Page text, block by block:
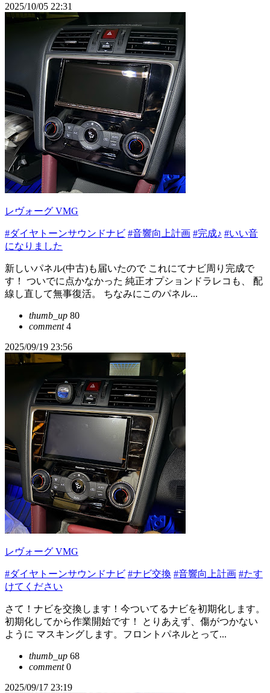
2025/10/05 22:31
レヴォーグ VMG
#ダイヤトーンサウンドナビ #音響向上計画 #完成♪ #いい音
になりました
新しいパネル(中古)も届いたので これにてナビ周り完成で
す！ ついでに点かなかった 純正オプションドラレコも、 配
線し直して無事復活。 ちなみにこのパネル...
thumb_up 80
comment4
2025/09/19 23:56
レヴォーグ VMG
#ダイヤトーンサウンドナビ #ナビ交換 #音響向上計画 #たす
けてください
さて！ナビを交換します！今ついてるナビを初期化します。
初期化してから作業開始です！ とりあえず、傷がつかない
ように マスキングします。フロントパネルとって...
thumb_up 68
comment0
2025/09/17 23:19